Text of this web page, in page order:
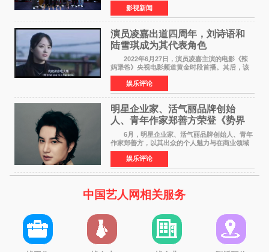
特别出演田雨，友情出演欧阳奋强出席成都路
演，与观众近距离互
影视新闻
演员凌嘉出道四周年，刘诗语和
陆雪琪成为其代表角色
2022年6月27日，演员凌嘉主演的电影《辣
妈犟爸》央视电影频道黄金时段首播。其后，该
电影在央视电影频道多次复播（2022年8月10
日，2022年9月30日，2023年7月17日，2025年7
月14日）。除了多次复
娱乐评论
明星企业家、活气丽品牌创始
人、青年作家郑善方荣登《势界
POWERCIRCLES》6月刊
6月，明星企业家、活气丽品牌创始人、青年
作家郑善方，以其出众的个人魅力与在商业领域
的卓越建树，成功登上《势界
POWERCIRCLES》，展现了他在时尚与商业领
域的双重影响力。 明星企业家、青
娱乐评论
中国艺人网相关服务